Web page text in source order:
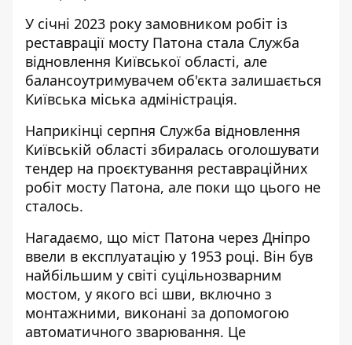
У січні 2023 року замовником робіт із
реставрації мосту Патона стала Служба
відновлення Київської області, але
балансоутримувачем об'єкта залишається
Київська міська адміністрація.
Наприкінці серпня Служба відновлення
Київській області збиралась оголошувати
тендер на проєктування реставраційних
робіт мосту Патона, але поки що цього не
сталось.
Нагадаємо, що міст Патона через Дніпро
ввели в експлуатацію у 1953 році. Він був
найбільшим у світі суцільнозварним
мостом, у якого всі шви, включно з
монтажними, виконані за допомогою
автоматичного зварювання. Це